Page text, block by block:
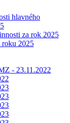
hlavného
za rok 2025
roku 2025
- 23.11.2022